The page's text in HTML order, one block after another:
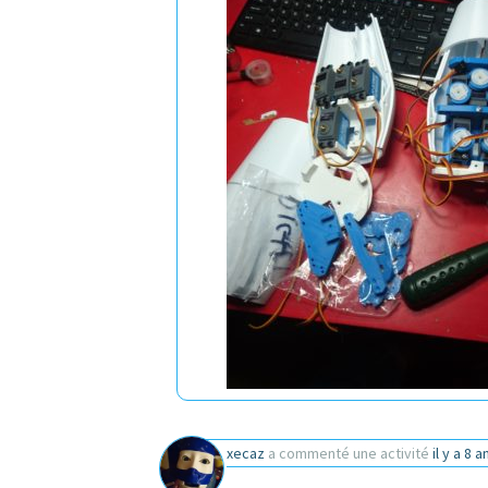
xecaz a commenté une activité il y a 8